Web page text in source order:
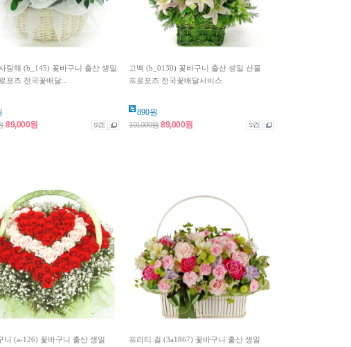
랑해 (b_145) 꽃바구니 출산 생일
포즈 전국꽃배달...
89,000원
고백 (b_0130) 꽃바구니 출산 생일 선물
프로포즈 전국꽃배달서비스
890원
101000원89,000원
니 (a-126) 꽃바구니 출산 생일
프리티 걸 (3a1867) 꽃바구니 출산 생일